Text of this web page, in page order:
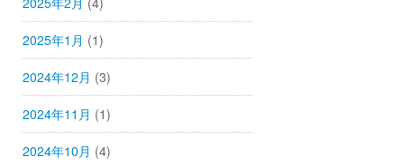
2025年1月 (1)
2024年12月 (3)
2024年11月 (1)
2024年10月 (4)